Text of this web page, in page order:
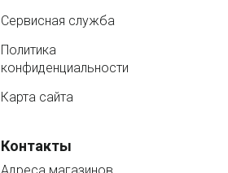
Сервисная служба
Политика
конфиденциальности
Карта сайта
Контакты